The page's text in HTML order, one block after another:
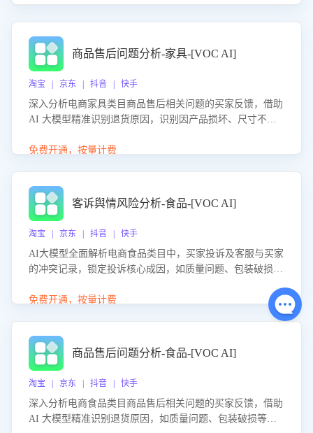
商品售后问题分析-家具-[VOC AI]
淘宝 | 京东 | 抖音 | 快手
深入分析电商家具类目商品售后相关问题的买家反馈，借助
AI 大模型精准识别退货原因，识别因产品损坏、尺寸不符
力商家优化产品或服务，实现销售额的显著提升。
免费开通，按量计费
客诉舆情风险分析-食品-[VOC AI]
淘宝 | 京东 | 抖音 | 快手
AI大模型全面解析电商食品类目中，买家投诉及客服与买家
的冲突记录，锁定投诉核心成因，如质量问题、包装破损
置差评防控，提升客户满意度。
免费开通，按量计费
商品售后问题分析-食品-[VOC AI]
淘宝 | 京东 | 抖音 | 快手
深入分析电商食品类目商品售后相关问题的买家反馈，借助
AI 大模型精准识别退货原因，如质量问题、包装破损等，